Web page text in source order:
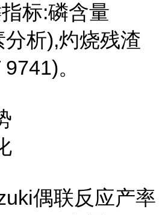
标:磷含量
析),灼烧残渣
。
偶联反应产率